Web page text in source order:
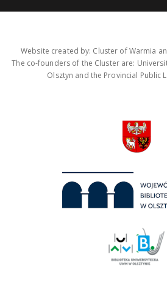
Website created by: Cluster of Warmia
The co-founders of the Cluster are:
Olsztyn and the Provincial Public